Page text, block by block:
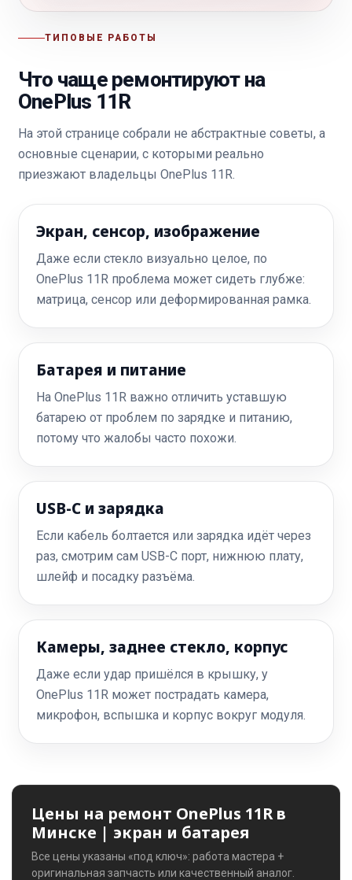
ТИПОВЫЕ РАБОТЫ
Что чаще ремонтируют на
OnePlus 11R
На этой странице собрали не абстрактные советы, а
основные сценарии, с которыми реально
приезжают владельцы OnePlus 11R.
Экран, сенсор, изображение
Даже если стекло визуально целое, по
OnePlus 11R проблема может сидеть глубже:
матрица, сенсор или деформированная рамка.
Батарея и питание
На OnePlus 11R важно отличить уставшую
батарею от проблем по зарядке и питанию,
потому что жалобы часто похожи.
USB-C и зарядка
Если кабель болтается или зарядка идёт через
раз, смотрим сам USB-C порт, нижнюю плату,
шлейф и посадку разъёма.
Камеры, заднее стекло, корпус
Даже если удар пришёлся в крышку, у
OnePlus 11R может пострадать камера,
микрофон, вспышка и корпус вокруг модуля.
Цены на ремонт OnePlus 11R в
Минске | экран и батарея
Все цены указаны «под ключ»: работа мастера +
оригинальная запчасть или качественный аналог.